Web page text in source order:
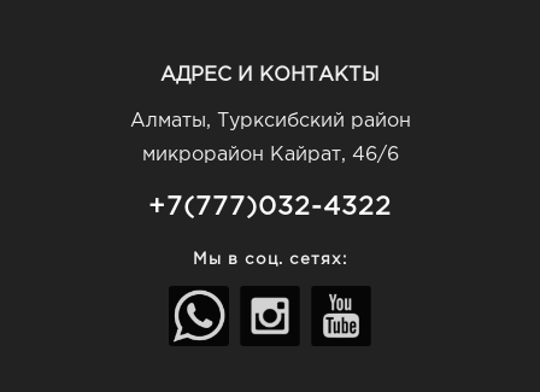
АДРЕС И КОНТАКТЫ
Алматы, Турксибский район
микрорайон Кайрат, 46/6
+7(777)032-4322
Мы в соц. сетях: